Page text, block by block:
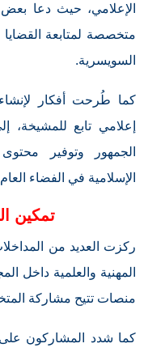
الإعلامي، حيث دعا بعض
متخصصة لمتابعة القضايا
السويسرية.
كما طُرحت أفكار
إعلامي تابع
الجمهور وتوفير
الإسلامية في الفضاء
تمكين
ركزت العديد من
المهنية والعلمية داخل
منصات تتيح مشاركة
كما شدد المشاركون